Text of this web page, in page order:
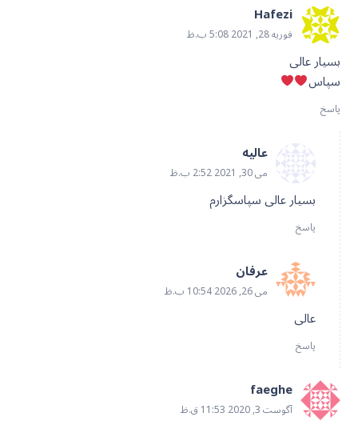
Hafezi
فوریه 28, 2021 5:08 ب.ظ
بسیار عالی
سپاس
پاسخ
عالیه
می 30, 2021 2:52 ب.ظ
بسیار عالی سپاسگزارم
پاسخ
عرفان
می 26, 2026 10:54 ب.ظ
عالی
پاسخ
faeghe
آگوست 3, 2020 11:53 ق.ظ